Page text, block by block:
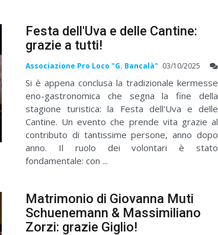
Festa dell'Uva e delle Cantine:
grazie a tutti!
Associazione Pro Loco "G. Bancalà" 03/10/2025
Si è appena conclusa la tradizionale kermesse
eno-gastronomica che segna la fine della
stagione turistica: la Festa dell'Uva e delle
Cantine. Un evento che prende vita grazie al
contributo di tantissime persone, anno dopo
anno. Il ruolo dei volontari è stato
fondamentale: con ...
Matrimonio di Giovanna Muti
Schuenemann & Massimiliano
Zorzi: grazie Giglio!